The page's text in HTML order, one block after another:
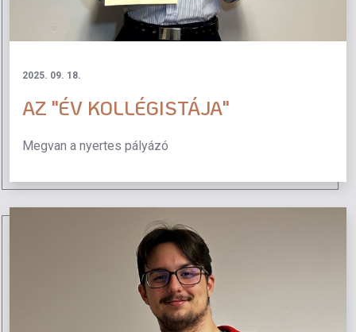
2025. 09. 18.
AZ "ÉV KOLLÉGISTÁJA"
Megvan a nyertes pályázó